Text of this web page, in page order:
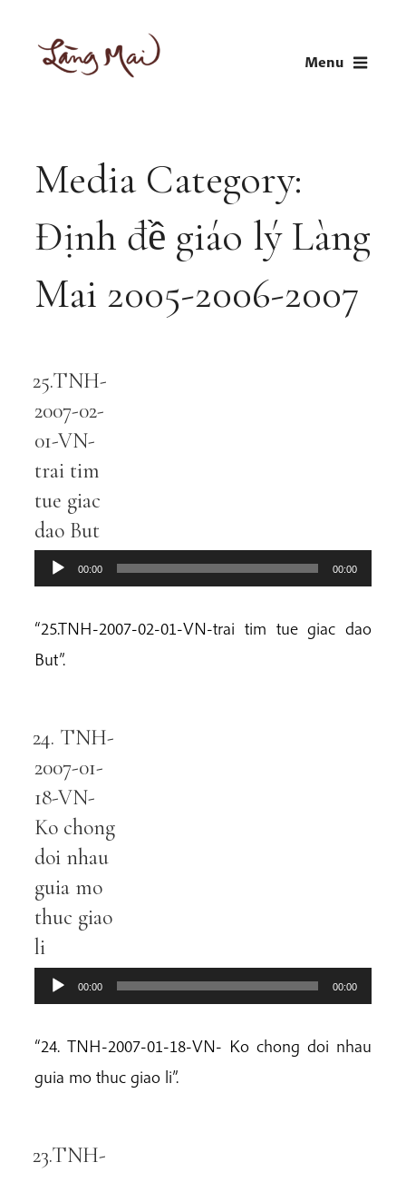
content
Menu
Media Category:
Định đề giáo lý Làng
Mai 2005-2006-2007
25.TNH-
2007-02-
01-VN-
trai tim
tue giac
dao But
00:00 00:00
“25.TNH-2007-02-01-VN-trai tim tue giac dao
But”.
24. TNH-
2007-01-
18-VN-
Ko chong
doi nhau
guia mo
thuc giao
li
00:00 00:00
“24. TNH-2007-01-18-VN- Ko chong doi nhau
guia mo thuc giao li”.
23.TNH-